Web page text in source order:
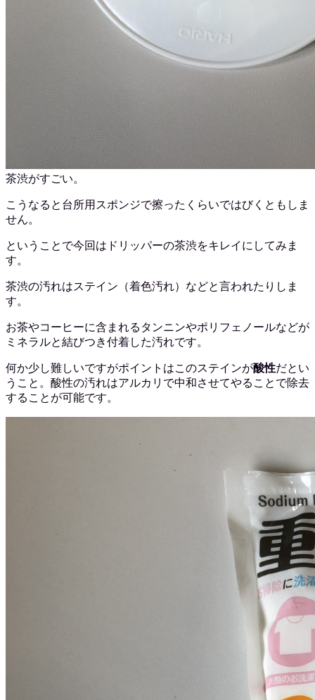
茶渋がすごい。
こうなると台所用スポンジで擦ったくらいではびくともしま
せん。
ということで今回はドリッパーの茶渋をキレイにしてみま
す。
茶渋の汚れはステイン（着色汚れ）などと言われたりしま
す。
お茶やコーヒーに含まれるタンニンやポリフェノールなどが
ミネラルと結びつき付着した汚れです。
何か少し難しいですがポイントはこのステインが酸性だとい
うこと。酸性の汚れはアルカリで中和させてやることで除去
することが可能です。